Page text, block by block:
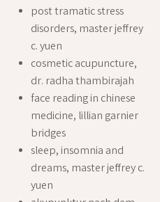
post tramatic stress
disorders, master jeffrey
c. yuen
cosmetic acupuncture,
dr. radha thambirajah
face reading in chinese
medicine, lillian garnier
bridges
sleep, insomnia and
dreams, master jeffrey c.
yuen